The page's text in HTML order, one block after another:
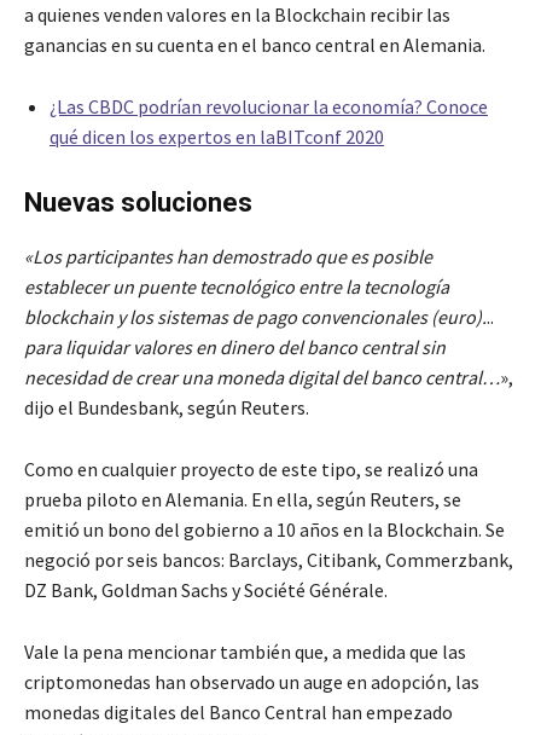
a quienes venden valores en la Blockchain recibir las
ganancias en su cuenta en el banco central en Alemania.
¿Las CBDC podrían revolucionar la economía? Conoce
qué dicen los expertos en laBITconf 2020
Nuevas soluciones
«Los participantes han demostrado que es posible
establecer un puente tecnológico entre la tecnología
blockchain y los sistemas de pago convencionales (euro)...
para liquidar valores en dinero del banco central sin
necesidad de crear una moneda digital del banco central…»,
dijo el Bundesbank, según Reuters.
Como en cualquier proyecto de este tipo, se realizó una
prueba piloto en Alemania. En ella, según Reuters, se
emitió un bono del gobierno a 10 años en la Blockchain. Se
negoció por seis bancos: Barclays, Citibank, Commerzbank,
DZ Bank, Goldman Sachs y Société Générale.
Vale la pena mencionar también que, a medida que las
criptomonedas han observado un auge en adopción, las
monedas digitales del Banco Central han empezado